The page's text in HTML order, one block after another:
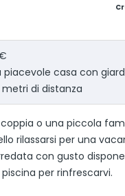
piacevole casa con
di distanza
o una piccola
rilassarsi per una
con gusto
per rinfrescarvi.